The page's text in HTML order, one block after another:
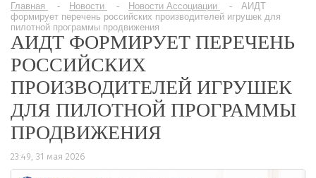
Главная Новости Новости Ассоциации
АИДТ
формирует перечень российских производителей игрушек для
пилотной программы продвижения
АИДТ ФОРМИРУЕТ ПЕРЕЧЕНЬ
РОССИЙСКИХ
ПРОИЗВОДИТЕЛЕЙ ИГРУШЕК
ДЛЯ ПИЛОТНОЙ ПРОГРАММЫ
ПРОДВИЖЕНИЯ
23:49, 31 мая 2026